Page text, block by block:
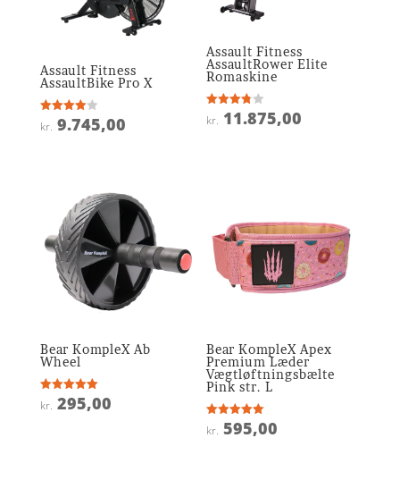
Assault Fitness
AssaultBike Pro X
Vurderet
4
kr. 9.745,00
Assault Fitness
AssaultRower Elite
Romaskine
Vurderet
3.8
kr. 11.875,00
Bear KompleX Ab
Wheel
Vurderet
5
kr. 295,00
Bear KompleX Apex
Premium Læder
Vægtløftningsbælte
Pink str. L
Vurderet
5
kr. 595,00